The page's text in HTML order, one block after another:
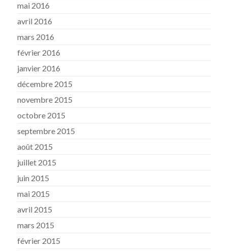
mai 2016
avril 2016
mars 2016
février 2016
janvier 2016
décembre 2015
novembre 2015
octobre 2015
septembre 2015
août 2015
juillet 2015
juin 2015
mai 2015
avril 2015
mars 2015
février 2015